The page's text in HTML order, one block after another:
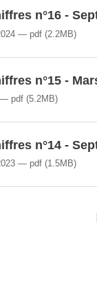
n°16 -
pdf(2.2MB)
n°15 -
pdf(5.2MB)
n°14 -
pdf(1.5MB)